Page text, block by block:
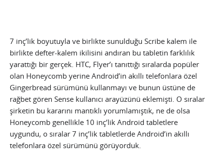
7 inç’lik boyutuyla ve birlikte sunulduğu Scribe kalem ile
birlikte defter-kalem ikilisini andıran bu tabletin farklılık
yarattığı bir gerçek. HTC, Flyer’ı tanıttığı sıralarda popüler
olan Honeycomb yerine Android’in akıllı telefonlara özel
Gingerbread sürümünü kullanmayı ve bunun üstüne de
rağbet gören Sense kullanıcı arayüzünü eklemişti. O sıralar
şirketin bu kararını mantıklı yorumlamıştık, ne de olsa
Honeycomb genellikle 10 inç’lik Android tabletlere
uygundu, o sıralar 7 inç’lik tabletlerde Android’in akıllı
telefonlara özel sürümünü görüyorduk.